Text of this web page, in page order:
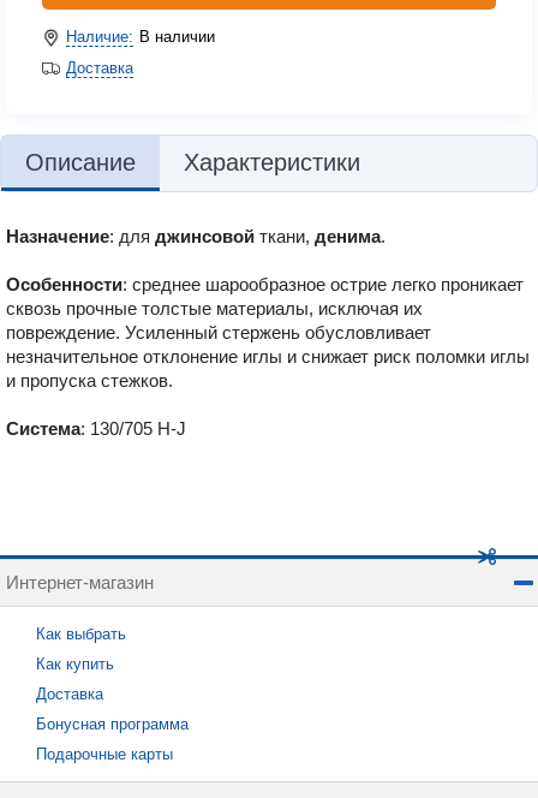
Наличие: В наличии
Доставка
Описание Характеристики
Назначение: для джинсовой ткани, денима.
Особенности: среднее шарообразное острие легко проникает
сквозь прочные толстые материалы, исключая их
повреждение. Усиленный стержень обусловливает
незначительное отклонение иглы и снижает риск поломки иглы
и пропуска стежков.
Система: 130/705 H-J
Интернет-магазин
Как выбрать
Как купить
Доставка
Бонусная программа
Подарочные карты